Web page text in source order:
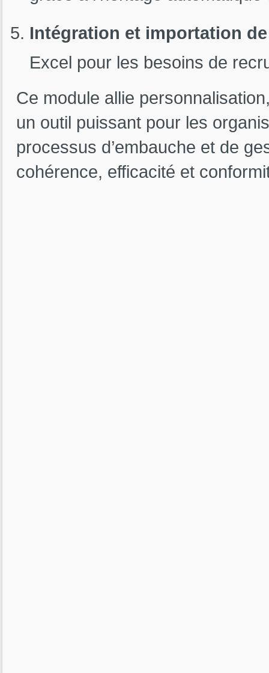
Intégration et importation
Excel pour les besoins de
Ce module allie
un outil puissant pour les
processus d’embauche et de
cohérence, efficacité et